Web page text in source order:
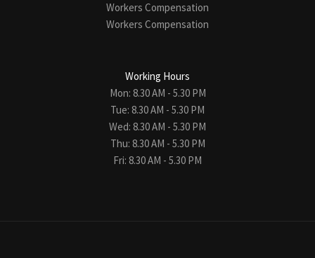
Workers Compensation
Workers Compensation
Working Hours
Mon: 8.30 AM - 5.30 PM
Tue: 8.30 AM - 5.30 PM
Wed: 8.30 AM - 5.30 PM
Thu: 8.30 AM - 5.30 PM
Fri: 8.30 AM - 5.30 PM